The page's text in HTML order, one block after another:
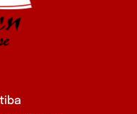
ou peixe branco)
e limão